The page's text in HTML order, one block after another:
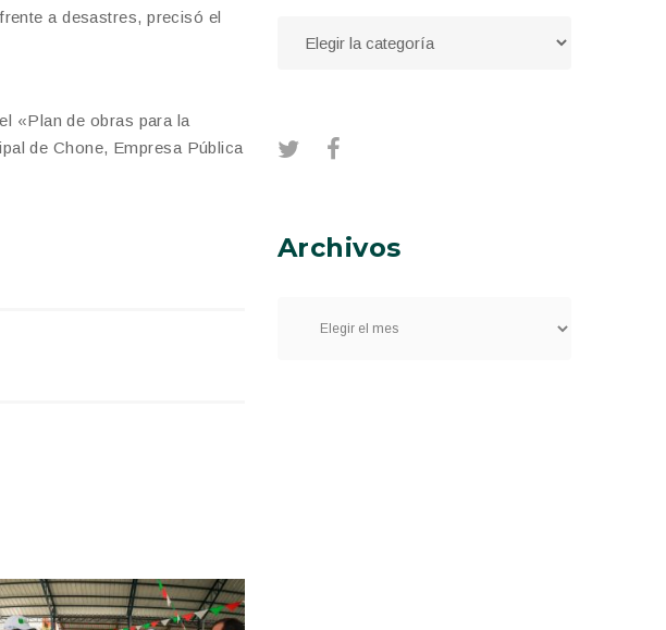
a desastres, precisó el
«Plan de obras para la
de Chone, Empresa Pública
Archivos